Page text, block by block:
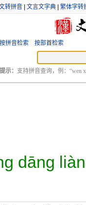
转拼音 文言文字典 繁体字转
按拼音检索 按部首检索
提示： 支持拼音查询，例：“wen
dāng